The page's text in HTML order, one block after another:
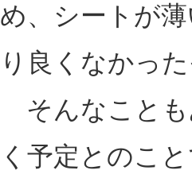
め、シートが
り良くなかっ
そんなことも
く予定とのこ